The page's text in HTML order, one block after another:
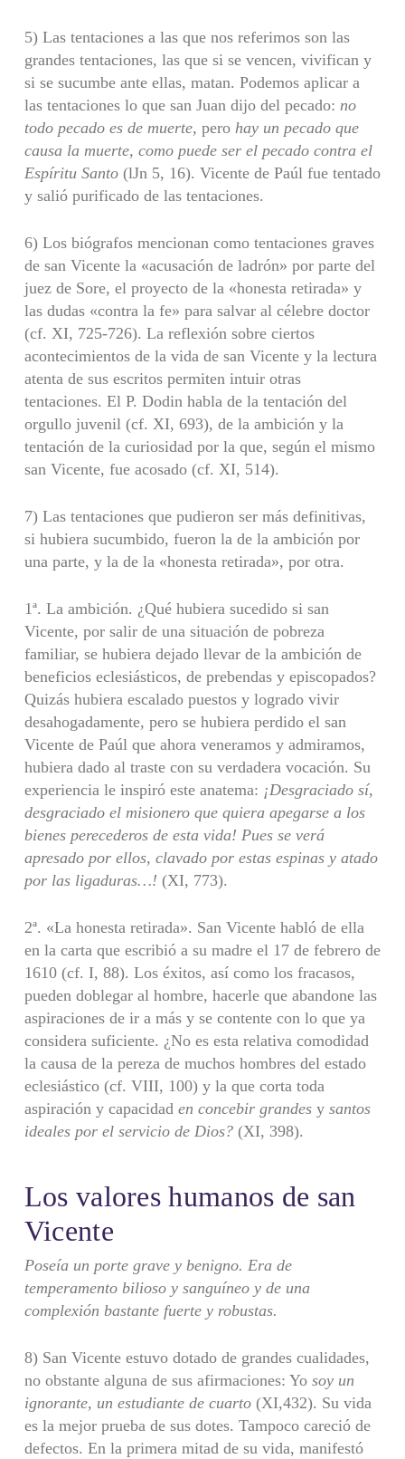
5) Las tentaciones a las que nos referimos son las
grandes tentaciones, las que si se vencen, vivifican y
si se sucumbe ante ellas, matan. Podemos aplicar a
las tentaciones lo que san Juan dijo del pecado: no
todo pecado es de muerte, pero hay un pecado que
causa la muerte, como puede ser el pecado contra el
Espíritu Santo (lJn 5, 16). Vicente de Paúl fue tentado
y salió purificado de las ten­taciones.
6) Los biógrafos mencionan como tentaciones graves
de san Vicente la «acusación de ladrón» por parte del
juez de Sore, el proyecto de la «honesta re­tirada» y
las dudas «contra la fe» para salvar al célebre doctor
(cf. XI, 725-726). La reflexión sobre ciertos
acontecimientos de la vida de san Vicente y la lectura
atenta de sus escritos permiten intuir otras
tentaciones. El P. Dodin habla de la ten­tación del
orgullo juvenil (cf. XI, 693), de la ambición y la
tentación de la curiosi­dad por la que, según el mismo
san Vicente, fue acosado (cf. XI, 514).
7) Las tentaciones que pudieron ser más definitivas,
si hubiera sucumbido, fueron la de la ambición por
una parte, y la de la «honesta retirada», por otra.
1ª. La ambición. ¿Qué hubiera sucedido si san
Vicente, por salir de una situación de pobreza
familiar, se hubiera dejado llevar de la ambición de
beneficios eclesiásticos, de prebendas y episcopados?
Quizás hubiera escalado puestos y logrado vivir
desahogadamente, pero se hubiera perdi­do el san
Vicente de Paúl que ahora veneramos y admiramos,
hubiera dado al traste con su verdadera vocación. Su
experiencia le inspiró este anatema: ¡Desgraciado sí,
desgraciado el misionero que quiera apegarse a los
bie­nes perecederos de esta vida! Pues se verá
apresado por ellos, clavado por estas espinas y atado
por las ligaduras…! (XI, 773).
2ª. «La honesta retirada». San Vicente habló de ella
en la carta que escri­bió a su madre el 17 de febrero de
1610 (cf. I, 88). Los éxitos, así como los fracasos,
pueden doblegar al hombre, hacerle que abandone las
as­piraciones de ir a más y se contente con lo que ya
considera suficiente. ¿No es esta relativa comodidad
la causa de la pereza de muchos hombres del estado
eclesiástico (cf. VIII, 100) y la que corta toda
aspiración y capacidad en concebir grandes y santos
ideales por el servicio de Dios? (XI, 398).
Los valores humanos de san
Vicente
Poseía un porte grave y benigno. Era de
temperamento bilioso y sanguíneo y de una
complexión bastante fuerte y robustas.
8) San Vicente estuvo dotado de grandes cualidades,
no obstante alguna de sus afirmaciones: Yo soy un
ignorante, un estudiante de cuarto (XI,432). Su vida
es la mejor prueba de sus dotes. Tampoco careció de
defectos. En la primera mitad de su vida, manifestó